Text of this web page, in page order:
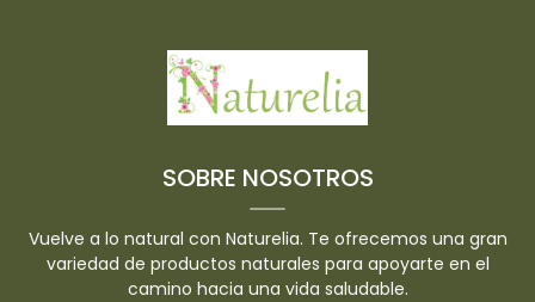
SOBRE NOSOTROS
Vuelve a lo natural con Naturelia. Te ofrecemos una gran
variedad de productos naturales para apoyarte en el
camino hacia una vida saludable.